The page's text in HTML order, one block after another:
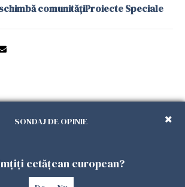
comunitățiProiecte Speciale
Cookies
Gestionați
preferințele
Declarație de
SONDAJ DE OPINIE
cetățean european?